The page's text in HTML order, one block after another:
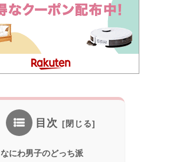
目次
なにわ男子のどっち派